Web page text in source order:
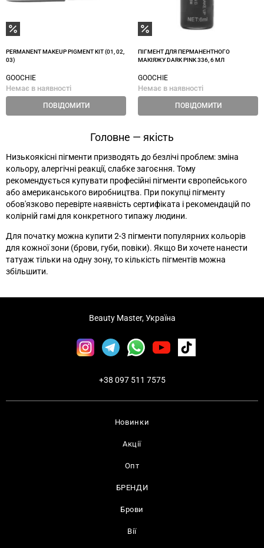
PERMANENT MAKEUP PIGMENT KIT (01, 02,
03)
GOOCHIE
Немає в наявності
ПОВІДОМИТИ
ПІГМЕНТ ДЛЯ ПЕРМАНЕНТНОГО
МАКІЯЖУ DARK PINK 336, 6 МЛ
GOOCHIE
Немає в наявності
ПОВІДОМИТИ
Головне — якість
Низькоякісні пігменти призводять до безлічі проблем: зміна
кольору, алергічні реакції, слабке загоєння. Тому
рекомендується купувати професійні пігменти європейського
або американського виробництва. При покупці пігменту
обов'язково перевірте наявність сертифіката і рекомендацій по
колірній гамі для конкретного типажу людини.
Для початку можна купити 2-3 пігменти популярних кольорів
для кожної зони (брови, губи, повіки). Якщо Ви хочете нанести
татуаж тільки на одну зону, то кількість пігментів можна
збільшити.
Новинки
Акції
Опт
БРЕНДИ
Брови
Вії
Beauty Master, Україна
+38 097 511 7575